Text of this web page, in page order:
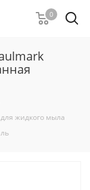
0
жидкого мыла